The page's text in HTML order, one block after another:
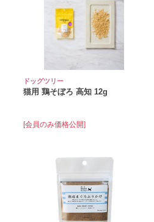
ドッグツリー
猫用 鶏そぼろ 高知 12g
[会員のみ価格公開]